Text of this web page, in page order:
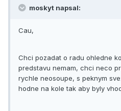
moskyt napsal:
Cau,
Chci pozadat o radu ohledne
predstavu nemam, chci neco
rychle neosoupe, s peknym
hodne na kole tak aby byly